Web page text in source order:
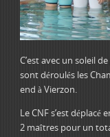
C’est avec un soleil
sont déroulés les
end à Vierzon.
Le CNF s’est
2 maîtres pour un